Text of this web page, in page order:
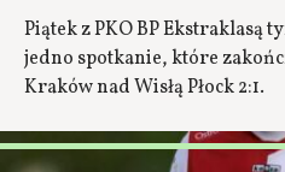
Piątek z PKO BP Ekstraklasą
jedno spotkanie, które
Kraków nad Wisłą Płock 2:1.